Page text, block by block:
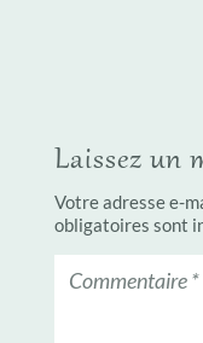
Laissez un
Votre adresse e-
obligatoires sont